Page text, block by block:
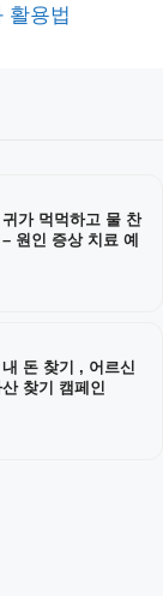
활용법
가 먹먹하고 물 찬
원인 증상 치료 예
돈 찾기 , 어르신
찾기 캠페인